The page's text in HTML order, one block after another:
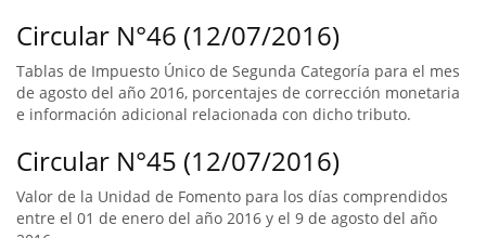
Circular N°46 (12/07/2016)
Tablas de Impuesto Único de Segunda Categoría para el mes
de agosto del año 2016, porcentajes de corrección monetaria
e información adicional relacionada con dicho tributo.
Circular N°45 (12/07/2016)
Valor de la Unidad de Fomento para los días comprendidos
entre el 01 de enero del año 2016 y el 9 de agosto del año